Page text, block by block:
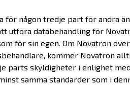
någon tredje part för andra
utföra databehandling för
för sin egen. Om Novatron
kommer Novatron
parts skyldigheter i enlighet
samma standarder som i